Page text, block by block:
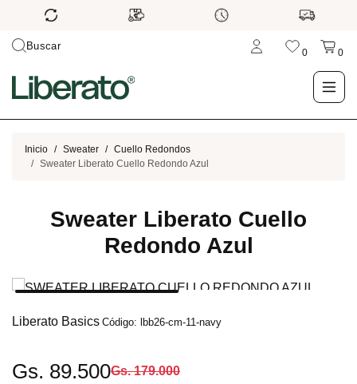
Buscar
0 0
LO NUEVO
BLOG
Inicio Sweater
Cuello Redondos
Sweater Liberato Cuello Redondo Azul
Sweater Liberato Cuello
Redondo Azul
Liberato Basics Código: lbb26-cm-11-navy
Gs. 89.500Gs. 179.000